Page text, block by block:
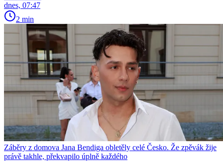
dnes, 07:47
2 min
Záběry z domova Jana Bendiga obletěly celé Česko. Že zpěvák žije
právě takhle, překvapilo úplně každého